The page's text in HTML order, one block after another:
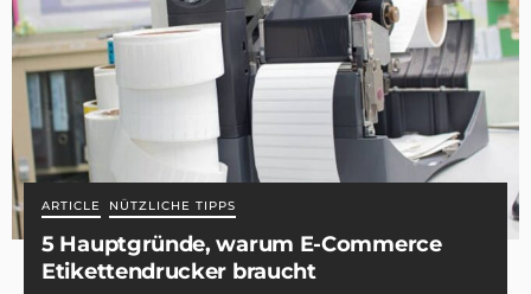
ARTICLE NÜTZLICHE TIPPS
5 Hauptgründe, warum E-Commerce
Etikettendrucker braucht